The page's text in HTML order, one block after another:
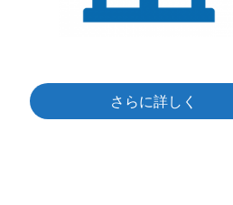
さらに詳しく